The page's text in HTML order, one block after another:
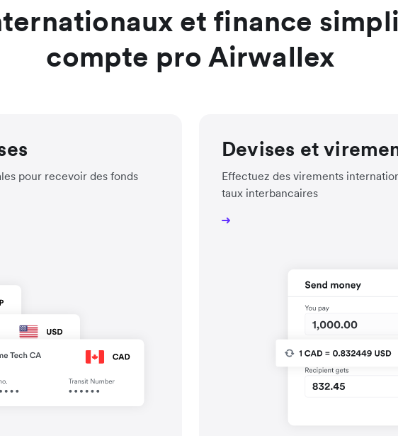
et finance
compte pro Airwallex
pour recevoir des fonds
Devises et
Effectuez des virements
taux interbancaires